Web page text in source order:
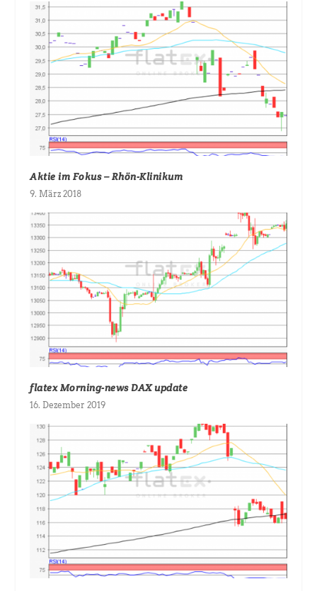
Aktie im Fokus – Rhön-Klinikum
9. März 2018
flatex Morning-news DAX update
16. Dezember 2019